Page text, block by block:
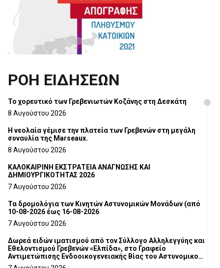
ΡΟΗ ΕΙΔΗΣΕΩΝ
Το χορευτικό των Γρεβενιωτών Κοζάνης στη Δεσκάτη
8 Αυγούστου 2026
Η νεολαία γέμισε την πλατεία των Γρεβενών στη μεγάλη
συναυλία της Marseaux.
8 Αυγούστου 2026
ΚΑΛΟΚΑΙΡΙΝΗ ΕΚΣΤΡΑΤΕΙΑ ΑΝΑΓΝΩΣΗΣ ΚΑΙ
ΔΗΜΙΟΥΡΓΙΚΟΤΗΤΑΣ 2026
7 Αυγούστου 2026
Τα δρομολόγια των Κινητών Αστυνομικών Μονάδων (από
10-08-2026 έως 16-08-2026
7 Αυγούστου 2026
Δωρεά ειδών ιματισμού από τον Σύλλογο Αλληλεγγύης και
Εθελοντισμού Γρεβενών «Ελπίδα», στο Γραφείο
Αντιμετώπισης Ενδοοικογενειακής Βίας του Αστυνομικού
Τμήματος Γρεβενών